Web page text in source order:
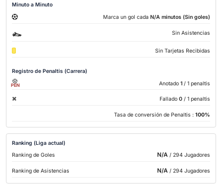
Minuto a Minuto
Marca un gol cada N/A minutos (Sin goles)
Sin Asistencias
Sin Tarjetas Recibidas
Registro de Penaltis (Carrera)
PEN Anotado 1 / 1 penaltis
Fallado 0 / 1 penaltis
Tasa de conversión de Penaltis : 100%
Ranking (Liga actual)
Ranking de Goles
N/A / 294 Jugadores
Ranking de Asistencias N/A / 294 Jugadores